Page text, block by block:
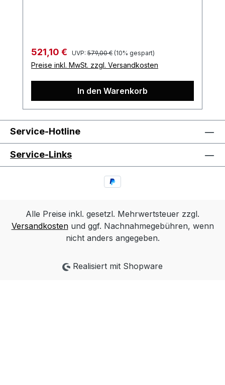
Verkaufspreis:
521,10 € Regulärer Preis:
UVP: 579,00 € (10% gespart)
Preise inkl. MwSt. zzgl. Versandkosten
In den Warenkorb
Service-Hotline
Service-Links
Alle Preise inkl. gesetzl. Mehrwertsteuer zzgl.
Versandkostenund ggf. Nachnahmegebühren, wenn
nicht anders angegeben.
Realisiert mit Shopware